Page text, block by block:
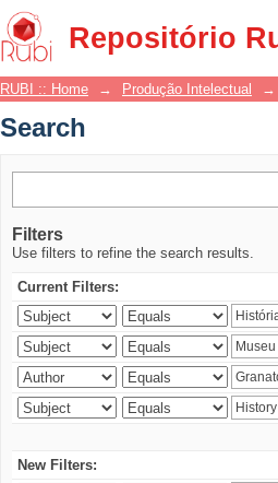
Repositório
Search
RUBI :: Home → Produção Intelectual →
Search
Filters
Use filters to refine the search results.
Current Filters:
New Filters: